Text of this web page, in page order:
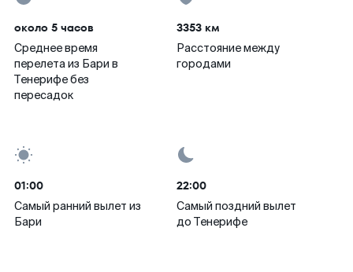
около 5 часов
Среднее время
перелета из Бари в
Тенерифе без
пересадок
3353 км
Расстояние между
городами
01:00
Самый ранний вылет из
Бари
22:00
Самый поздний вылет
до Тенерифе